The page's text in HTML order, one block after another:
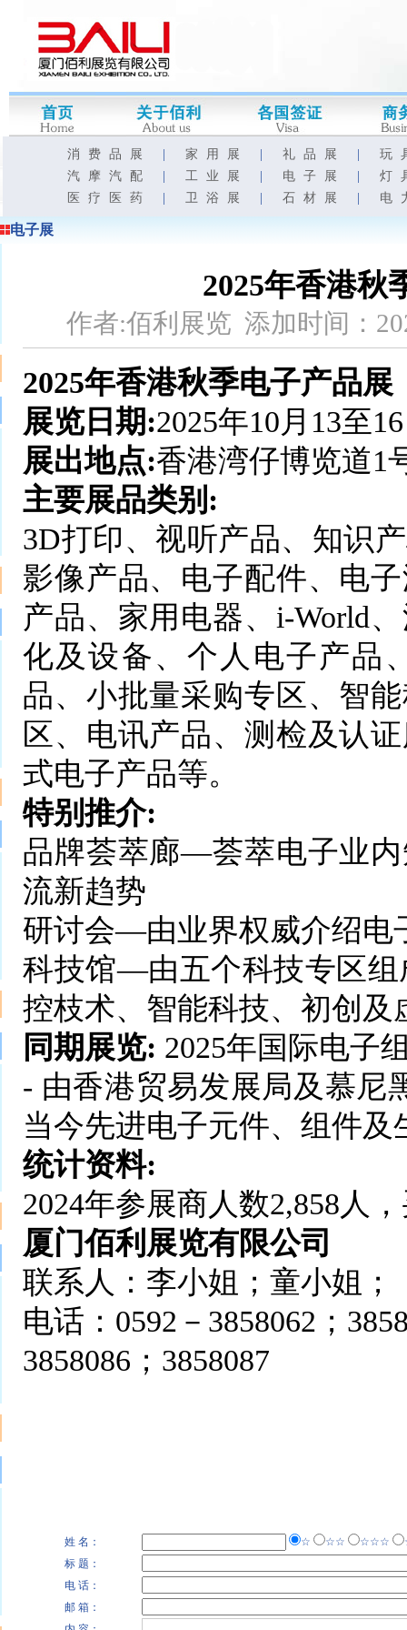
消费品展 |家用展 |礼品展 |玩
汽摩汽配
|工业展 电子展 |灯
医疗医药
|卫浴展 |石材展 电
电子展
2025年香港秋
作者:佰利展览 添加时间：
2025年香港秋季电子产品展
展览日期:2025年10月13至
展出地点:香港湾仔博览道1
主要展品类别:
3D打印、视听产品、知识
影像产品、电子配件、电
产品、家用电器、i-World
化及设备、个人电子产品
品、小批量采购专区、智
区、电讯产品、测检及认
式电子产品等。
特别推介:
品牌荟萃廊—荟萃电子业
流新趋势
研讨会—由业界权威介绍电
科技馆—由五个科技专区组
控枝术、智能科技、初创及
同期展览: 2025年国际电子
- 由香港贸易发展局及慕尼
当今先进电子元件、组件及
统计资料:
2024年参展商人数2,858人
厦门佰利展览有限公司
联系人：李小姐；童小姐；
电话：0592－3858062；
3858086；3858087
姓 名： ☆ ☆☆ ☆☆☆
标 题：
电 话：
邮 箱：